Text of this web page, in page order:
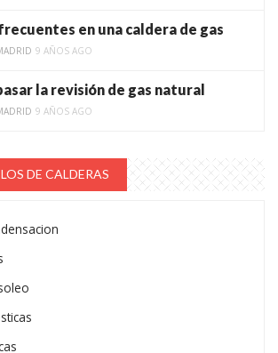
en una caldera de gas
9 AÑOS AGO
la revisión de gas natural
9 AÑOS AGO
DE CALDERAS